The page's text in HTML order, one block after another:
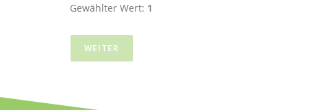
d
n
u
Gewählter Wert: 1
WEITER